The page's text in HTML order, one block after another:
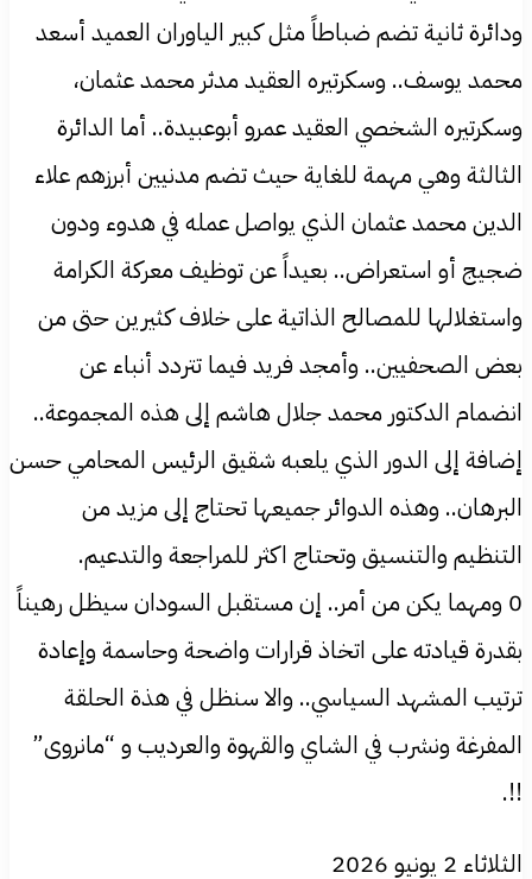
ودائرة ثانية تضم ضباطاً مثل كبير الياوران العميد أسعد
محمد يوسف.. وسكرتيره العقيد مدثر محمد عثمان،
وسكرتيره الشخصي العقيد عمرو أبوعبيدة.. أما الدائرة
الثالثة وهي مهمة للغاية حيث تضم مدنيين أبرزهم علاء
الدين محمد عثمان الذي يواصل عمله في هدوء ودون
ضجيج أو استعراض.. بعيداً عن توظيف معركة الكرامة
واستغلالها للمصالح الذاتية على خلاف كثيرين حتى من
بعض الصحفيين.. وأمجد فريد فيما تتردد أنباء عن
انضمام الدكتور محمد جلال هاشم إلى هذه المجموعة..
إضافة إلى الدور الذي يلعبه شقيق الرئيس المحامي حسن
البرهان.. وهذه الدوائر جميعها تحتاج إلى مزيد من
التنظيم والتنسيق وتحتاج اكثر للمراجعة والتدعيم.
0 ومهما يكن من أمر.. إن مستقبل السودان سيظل رهيناً
بقدرة قيادته على اتخاذ قرارات واضحة وحاسمة وإعادة
ترتيب المشهد السياسي.. والا سنظل في هذة الحلقة
المفرغة ونشرب في الشاي والقهوة والعرديب و “مانروى”
!!.
الثلاثاء 2 يونيو 2026